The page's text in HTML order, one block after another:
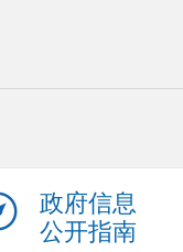
政府信息
公开指南